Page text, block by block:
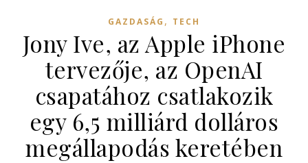
GAZDASÁG , TECH
Jony Ive, az Apple iPhone
tervezője, az OpenAI
csapatához csatlakozik
egy 6,5 milliárd dolláros
megállapodás keretében